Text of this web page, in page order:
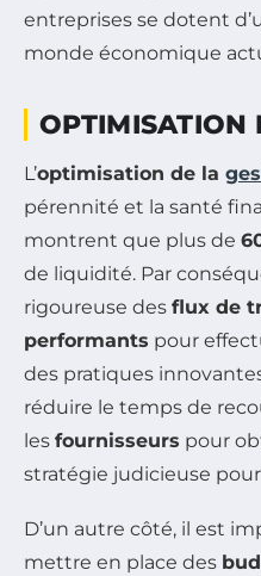
entreprises se dotent
monde économique
OPTIMISATION
L’optimisation de la
pérennité et la santé
montrent que plus de
de liquidité. Par
rigoureuse des flux de
performants pour
des pratiques
réduire le temps de
les fournisseurs pour
stratégie judicieuse
D’un autre côté, il est
mettre en place des